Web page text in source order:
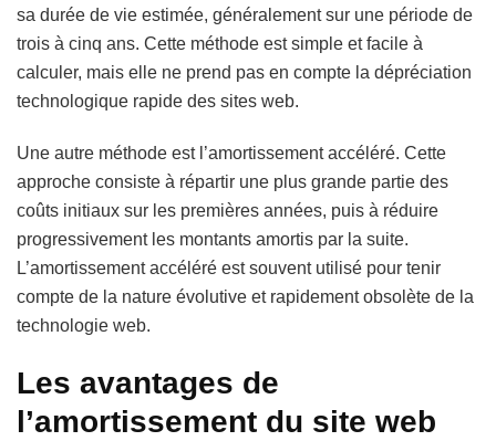
sa durée de vie estimée, généralement sur une période de
trois à cinq ans. Cette méthode est simple et facile à
calculer, mais elle ne prend pas en compte la dépréciation
technologique rapide des sites web.
Une autre méthode est l’amortissement accéléré. Cette
approche consiste à répartir une plus grande partie des
coûts initiaux sur les premières années, puis à réduire
progressivement les montants amortis par la suite.
L’amortissement accéléré est souvent utilisé pour tenir
compte de la nature évolutive et rapidement obsolète de la
technologie web.
Les avantages de
l’amortissement du site web